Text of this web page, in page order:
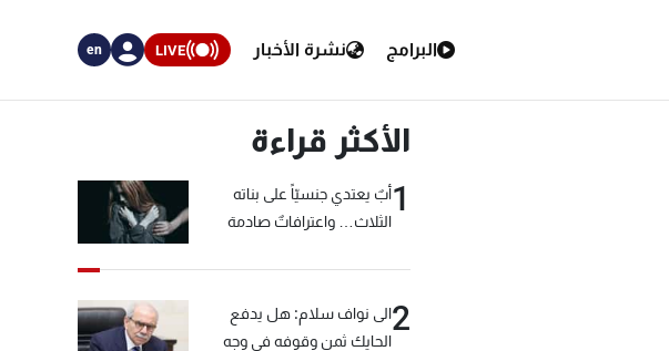
البرامج نشرة الأخبار LIVE
en
الأكثر قراءة
1أبٌ يعتدي جنسيّاً على بناته
الثلاث… واعترافاتٌ صادمة
2الى نواف سلام: هل يدفع
الحايك ثمن وقوفه في وجه